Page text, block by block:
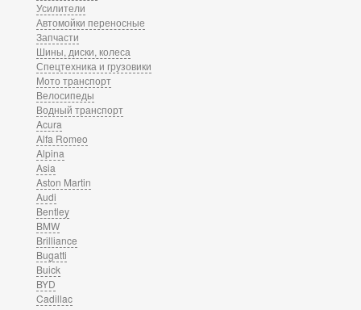
Усилители
Автомойки переносные
Запчасти
Шины, диски, колеса
Спецтехника и грузовики
Мото транспорт
Велосипеды
Водный транспорт
Acura
Alfa Romeo
Alpina
Asia
Aston Martin
Audi
Bentley
BMW
Brilliance
Bugatti
Buick
BYD
Cadillac